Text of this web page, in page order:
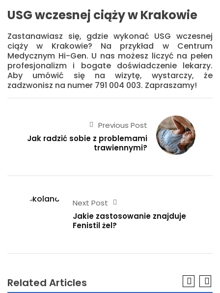
USG wczesnej ciąży w Krakowie
Zastanawiasz się, gdzie wykonać USG wczesnej
ciąży w Krakowie? Na przykład w Centrum
Medycznym Hi-Gen. U nas możesz liczyć na pełen
profesjonalizm i bogate doświadczenie lekarzy.
Aby umówić się na wizytę, wystarczy, że
zadzwonisz na numer 791 004 003. Zapraszamy!
Previous Post
Jak radzić sobie z problemami
trawiennymi?
Next Post
Jakie zastosowanie znajduje
Fenistil żel?
Related Articles